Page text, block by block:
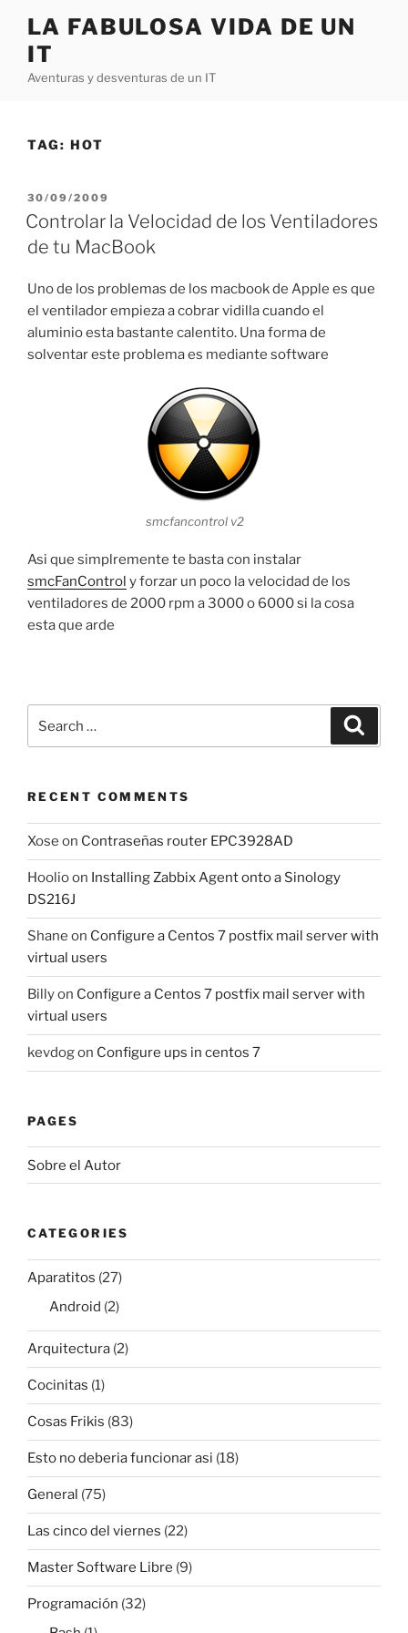
content
LA FABULOSA VIDA DE UN
IT
Aventuras y desventuras de un IT
TAG: HOT
POSTED
ON
30/09/2009
Controlar la Velocidad de los Ventiladores
de tu MacBook
Uno de los problemas de los macbook de Apple es que
el ventilador empieza a cobrar vidilla cuando el
aluminio esta bastante calentito. Una forma de
solventar este problema es mediante software
smcfancontrol v2
Asi que simplremente te basta con instalar
smcFanControl y forzar un poco la velocidad de los
ventiladores de 2000 rpm a 3000 o 6000 si la cosa
esta que arde
for:
RECENT COMMENTS
Xose on Contraseñas router EPC3928AD
Hoolioon Installing Zabbix Agent onto a Sinology
DS216J
Shane on Configure a Centos 7 postfix mail server with
virtual users
Billyon Configure a Centos 7 postfix mail server with
virtual users
kevdogon Configure ups in centos 7
PAGES
Sobre el Autor
CATEGORIES
Aparatitos (27)
Android (2)
Arquitectura (2)
Cocinitas (1)
Cosas Frikis (83)
Esto no deberia funcionar asi (18)
General (75)
Las cinco del viernes (22)
Master Software Libre (9)
Programación (32)